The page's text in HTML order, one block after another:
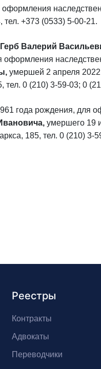
оформления
тел. +373 (0533) 5-00-21.
Валерий
оформления
умершей 2 апреля 2022
тел. 0 (210) 3-59-03; 0
года рождения, для
умершего 19
185, тел. 0 (210) 3-
Реестры
Контракты
Адвокаты
Переводчики